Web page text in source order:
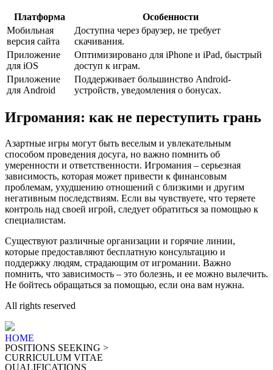
Платформа
Особенности
Мобильная
версия сайта
Доступна через браузер, не требует
скачивания.
Приложение
для iOS
Оптимизировано для iPhone и iPad, быстрый
доступ к играм.
Приложение
для Android
Поддерживает большинство Android-
устройств, уведомления о бонусах.
Игромания: как не переступить грань
Азартные игры могут быть веселым и увлекательным
способом проведения досуга, но важно помнить об
умеренности и ответственности. Игромания – серьезная
зависимость, которая может привести к финансовым
проблемам, ухудшению отношений с близкими и другим
негативным последствиям. Если вы чувствуете, что теряете
контроль над своей игрой, следует обратиться за помощью к
специалистам.
Существуют различные организации и горячие линии,
которые предоставляют бесплатную консультацию и
поддержку людям, страдающим от игромании. Важно
помнить, что зависимость – это болезнь, и ее можно вылечить.
Не бойтесь обращаться за помощью, если она вам нужна.
All rights reserved
HOME
POSITIONS SEEKING >
CURRICULUM VITAE
QUALIFICATIONS